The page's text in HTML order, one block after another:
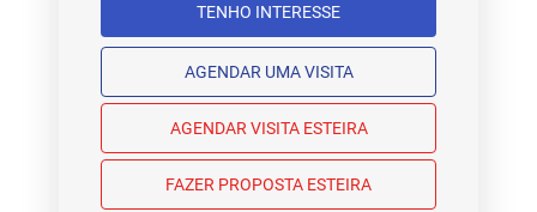
TENHO INTERESSE
AGENDAR UMA VISITA
AGENDAR VISITA ESTEIRA
FAZER PROPOSTA ESTEIRA